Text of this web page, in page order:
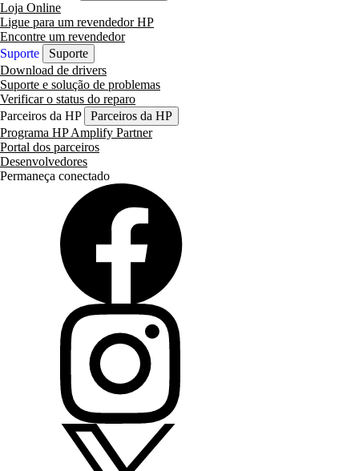
Loja Online
Ligue para um revendedor HP
Encontre um revendedor
Suporte
Suporte
Download de drivers
Suporte e solução de problemas
Verificar o status do reparo
Parceiros da HP
Parceiros da HP
Programa HP Amplify Partner
Portal dos parceiros
Desenvolvedores
Permaneça conectado